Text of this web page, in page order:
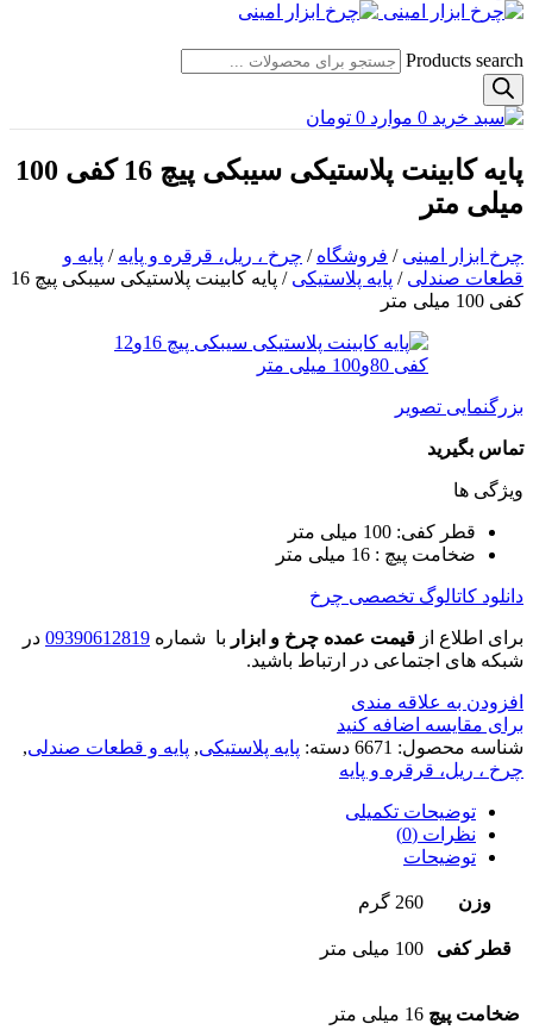
Products search
0 موارد 0 تومان
پایه کابینت پلاستیکی سیبکی پیچ 16 کفی 100
میلی متر
چرخ ابزار امینی / فروشگاه / چرخ ، ریل، قرقره و پایه / پایه و
قطعات صندلی / پایه پلاستیکی /
پایه کابینت پلاستیکی سیبکی پیچ 16
کفی 100 میلی متر
بزرگنمایی تصویر
تماس بگیرید
ویژگی ها
قطر کفی: 100 میلی متر
ضخامت پیچ : 16 میلی متر
دانلود کاتالوگ تخصصی چرخ
برای اطلاع از قیمت عمده چرخ و ابزار با شماره 09390612819 در
شبکه های اجتماعی در ارتباط باشید.
افزودن به علاقه مندی
برای مقایسه اضافه کنید
شناسه محصول: 6671 دسته: پایه پلاستیکی, پایه و قطعات صندلی,
چرخ ، ریل، قرقره و پایه
توضیحات تکمیلی
نظرات (0)
توضیحات
وزن 260 گرم
قطر کفی 100 میلی متر
ضخامت پیچ 16 میلی متر